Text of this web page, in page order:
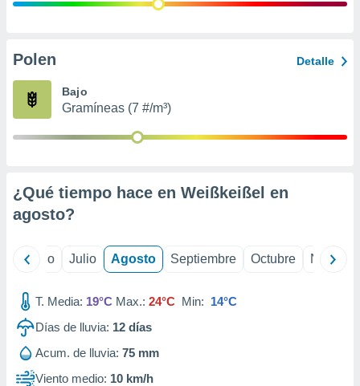
e
publicidad
Polen Detalle
Bajo
Gramíneas (7 #/m³)
¿Qué tiempo hace en Weißkeißel en
agosto?
Junio Julio Agosto Septiembre Octubre
T. Media: 19°C Max.: 24°C Min: 14°C
Días de lluvia: 12 días
Acum. de lluvia: 75 mm
Viento medio: 10 km/h